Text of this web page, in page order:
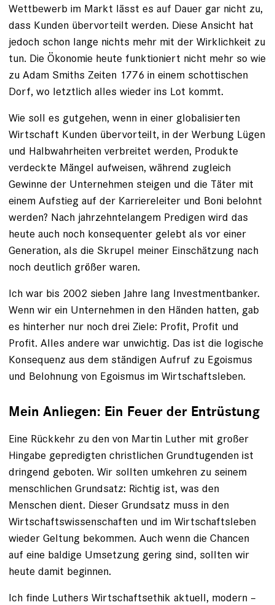
Wettbewerb im Markt lässt es auf Dauer gar nicht zu,
dass Kunden übervorteilt werden. Diese Ansicht hat
jedoch schon lange nichts mehr mit der Wirklichkeit zu
tun. Die Ökonomie heute funktioniert nicht mehr so wie
zu Adam Smiths Zeiten 1776 in einem schottischen
Dorf, wo letztlich alles wieder ins Lot kommt.
Wie soll es gutgehen, wenn in einer globalisierten
Wirtschaft Kunden übervorteilt, in der Werbung Lügen
und Halbwahrheiten verbreitet werden, Produkte
verdeckte Mängel aufweisen, während zugleich
Gewinne der Unternehmen steigen und die Täter mit
einem Aufstieg auf der Karriereleiter und Boni belohnt
werden? Nach jahrzehntelangem Predigen wird das
heute auch noch konsequenter gelebt als vor einer
Generation, als die Skrupel meiner Einschätzung nach
noch deutlich größer waren.
Ich war bis 2002 sieben Jahre lang Investmentbanker.
Wenn wir ein Unternehmen in den Händen hatten, gab
es hinterher nur noch drei Ziele: Profit, Profit und
Profit. Alles andere war unwichtig. Das ist die logische
Konsequenz aus dem ständigen Aufruf zu Egoismus
und Belohnung von Egoismus im Wirtschaftsleben.
Mein Anliegen: Ein Feuer der Entrüstung
Eine Rückkehr zu den von Martin Luther mit großer
Hingabe gepredigten christlichen Grundtugenden ist
dringend geboten. Wir sollten umkehren zu seinem
menschlichen Grundsatz: Richtig ist, was den
Menschen dient. Dieser Grundsatz muss in den
Wirtschaftswissenschaften und im Wirtschaftsleben
wieder Geltung bekommen. Auch wenn die Chancen
auf eine baldige Umsetzung gering sind, sollten wir
heute damit beginnen.
Ich finde Luthers Wirtschaftsethik aktuell, modern –